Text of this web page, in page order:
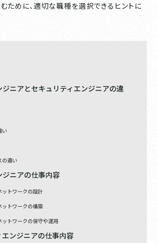
ために、適切な職種を選択できるヒントに
ジニアとセキュリティエンジニアの違
い
の違い
ジニアの仕事内容
ットワークの設計
ットワークの構築
ットワークの保守や運用
ンジニアの仕事内容